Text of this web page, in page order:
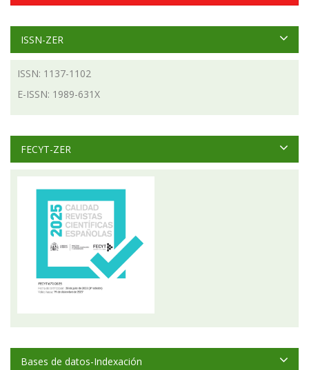
ISSN-ZER
ISSN: 1137-1102
E-ISSN: 1989-631X
FECYT-ZER
Bases de datos-Indexación